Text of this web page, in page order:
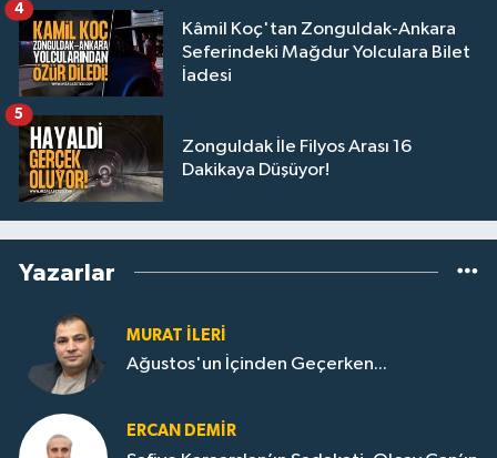
Kâmil Koç'tan Zonguldak-Ankara
Seferindeki Mağdur Yolculara Bilet
İadesi
4
Zonguldak İle Filyos Arası 16
Dakikaya Düşüyor!
5
Yazarlar
MURAT İLERI
Ağustos'un İçinden Geçerken...
ERCAN DEMIR